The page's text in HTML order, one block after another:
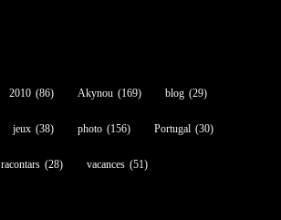
2010 (86) Akynou (169) blog (29)
jeux (38) photo (156) Portugal (30)
racontars (28) vacances (51)